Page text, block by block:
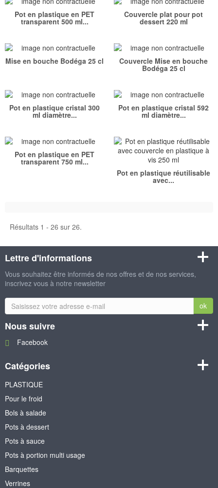
Pot en plastique en PET
transparent 500 ml...
Couvercle plat pour pot
dessert 220 ml
Mise en bouche Bodéga 25 cl Couvercle Mise en bouche
Bodéga 25 cl
Pot en plastique cristal 300
ml diamètre...
Pot en plastique cristal 592
ml diamètre...
Pot en plastique en PET
transparent 750 ml...
Pot en plastique réutilisable
avec...
Résultats 1 - 26 sur 26.
Lettre d'informations
Vous souhaitez être informés de nos offres et de nos services,
inscrivez vous à notre newsletter
ok
Nous suivre
Facebook
Catégories
PLASTIQUE
Pour le froid
Bols à salade
Pots à dessert
Pots à sauce
Pots à portion multi usage
Barquettes
Verrines